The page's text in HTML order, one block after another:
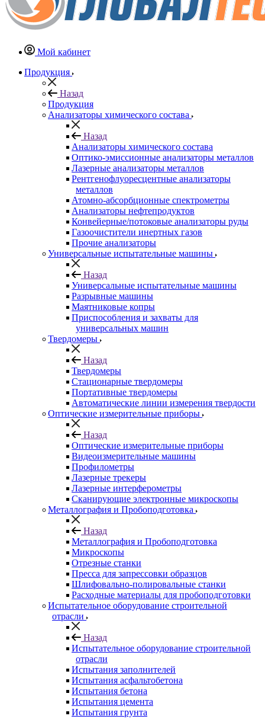
Мой кабинет
Продукция
Назад
Продукция
Анализаторы химического состава
Назад
Анализаторы химического состава
Оптико-эмиссионные анализаторы металлов
Лазерные анализаторы металлов
Рентгенофлуоресцентные анализаторы
металлов
Атомно-абсорбционные спектрометры
Анализаторы нефтепродуктов
Конвейерные/потоковые анализаторы руды
Газоочистители инертных газов
Прочие анализаторы
Универсальные испытательные машины
Назад
Универсальные испытательные машины
Разрывные машины
Маятниковые копры
Приспособления и захваты для
универсальных машин
Твердомеры
Назад
Твердомеры
Стационарные твердомеры
Портативные твердомеры
Автоматические линии измерения твердости
Оптические измерительные приборы
Назад
Оптические измерительные приборы
Видеоизмерительные машины
Профилометры
Лазерные трекеры
Лазерные интерферометры
Сканирующие электронные микроскопы
Металлография и Пробоподготовка
Назад
Металлография и Пробоподготовка
Микроскопы
Отрезные станки
Пресса для запрессовки образцов
Шлифовально-полировальные станки
Расходные материалы для пробоподготовки
Испытательное оборудование строительной
отрасли
Назад
Испытательное оборудование строительной
отрасли
Испытания заполнителей
Испытания асфальтобетона
Испытания бетона
Испытания цемента
Испытания грунта